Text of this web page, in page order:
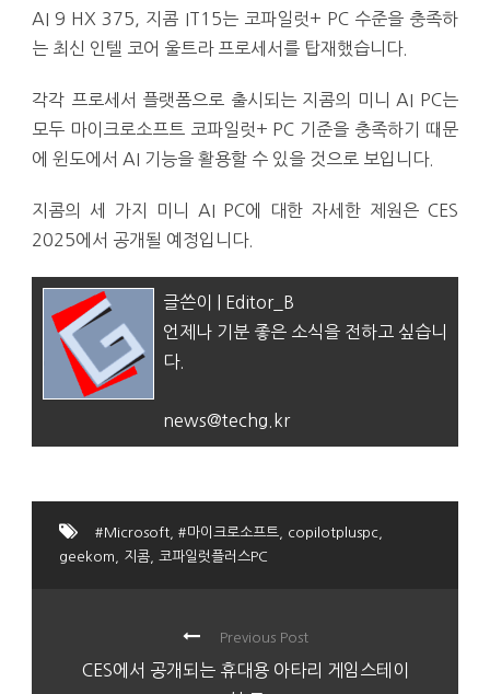
AI 9 HX 375, 지콤 IT15는 코파일럿+ PC 수준을 충족하
는 최신 인텔 코어 울트라 프로세서를 탑재했습니다.
각각 프로세서 플랫폼으로 출시되는 지콤의 미니 AI PC는
모두 마이크로소프트 코파일럿+ PC 기준을 충족하기 때문
에 윈도에서 AI 기능을 활용할 수 있을 것으로 보입니다.
지콤의 세 가지 미니 AI PC에 대한 자세한 제원은 CES
2025에서 공개될 예정입니다.
글쓴이 | Editor_B
언제나 기분 좋은 소식을 전하고 싶습니
다.
news@techg.kr
#Microsoft #마이크로소프트 copilotpluspc
geekom
지콤 코파일럿플러스PC
Previous Post
CES에서 공개되는 휴대용 아타리 게임스테이